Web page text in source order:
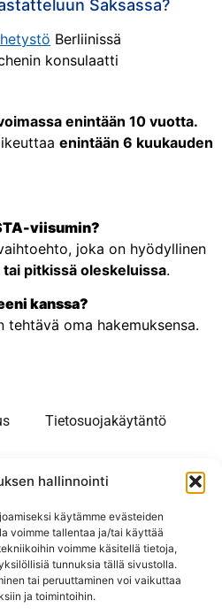
hallinnointi
käytämme evästeiden
voimme tallentaa ja/tai käyttää
voimme käsitellä tietoja,
tunnuksia tällä sivustolla.
tai peruuttaminen voi vaikuttaa
ja toimintoihin.
Saksassa?
Berliinissä
konsulaatti
enintään 10 vuotta.
enintään 6 kuukauden
viisumin?
joka on hyödyllinen
pitkissä oleskeluissa.
kanssa?
tehtävä oma hakemuksensa.
Tietosuojakäytäntö
tapahtuvasta pitkästä
saatavilla useilla kielillä.
tietoportaali.
on tarjota tietoa
Emme tarjoa maksullisia